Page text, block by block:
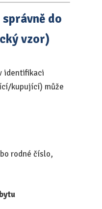
do
vzor)
identifikaci
kupující) může
rodné číslo,